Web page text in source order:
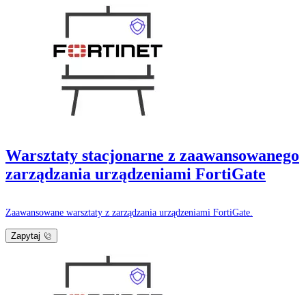
Warsztaty stacjonarne z zaawansowanego
zarządzania urządzeniami FortiGate
Zaawansowane warsztaty z zarządzania urządzeniami FortiGate.
Zapytaj